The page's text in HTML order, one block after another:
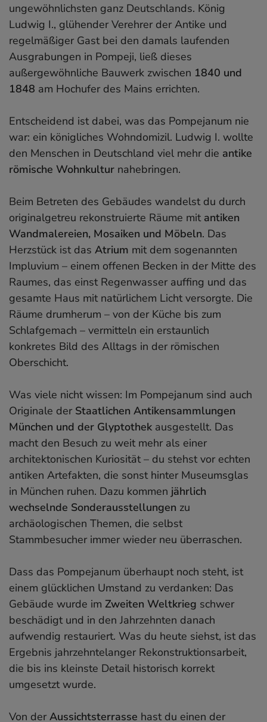
ungewöhnlichsten ganz Deutschlands. König
Ludwig I., glühender Verehrer der Antike und
regelmäßiger Gast bei den damals laufenden
Ausgrabungen in Pompeji, ließ dieses
außergewöhnliche Bauwerk zwischen 1840 und
1848 am Hochufer des Mains errichten.
Entscheidend ist dabei, was das Pompejanum nie
war: ein königliches Wohndomizil. Ludwig I. wollte
den Menschen in Deutschland viel mehr die antike
römische Wohnkultur nahebringen.
Beim Betreten des Gebäudes wandelst du durch
originalgetreu rekonstruierte Räume mit antiken
Wandmalereien, Mosaiken und Möbeln. Das
Herzstück ist das Atrium mit dem sogenannten
Impluvium – einem offenen Becken in der Mitte des
Raumes, das einst Regenwasser auffing und das
gesamte Haus mit natürlichem Licht versorgte. Die
Räume drumherum – von der Küche bis zum
Schlafgemach – vermitteln ein erstaunlich
konkretes Bild des Alltags in der römischen
Oberschicht.
Was viele nicht wissen: Im Pompejanum sind auch
Originale der Staatlichen Antikensammlungen
München und der Glyptothek ausgestellt. Das
macht den Besuch zu weit mehr als einer
architektonischen Kuriosität – du stehst vor echten
antiken Artefakten, die sonst hinter Museumsglas
in München ruhen. Dazu kommen jährlich
wechselnde Sonderausstellungen zu
archäologischen Themen, die selbst
Stammbesucher immer wieder neu überraschen.
Dass das Pompejanum überhaupt noch steht, ist
einem glücklichen Umstand zu verdanken: Das
Gebäude wurde im Zweiten Weltkrieg schwer
beschädigt und in den Jahrzehnten danach
aufwendig restauriert. Was du heute siehst, ist das
Ergebnis jahrzehntelanger Rekonstruktionsarbeit,
die bis ins kleinste Detail historisch korrekt
umgesetzt wurde.
Von derAussichtsterrasse hast du einen der